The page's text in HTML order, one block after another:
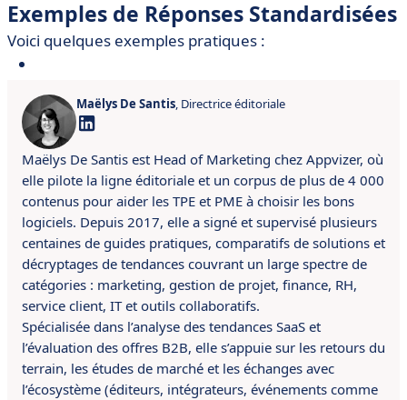
Exemples de Réponses Standardisées
Voici quelques exemples pratiques :
Maëlys De Santis, Directrice éditoriale
Maëlys De Santis est Head of Marketing chez Appvizer, où
elle pilote la ligne éditoriale et un corpus de plus de 4 000
contenus pour aider les TPE et PME à choisir les bons
logiciels. Depuis 2017, elle a signé et supervisé plusieurs
centaines de guides pratiques, comparatifs de solutions et
décryptages de tendances couvrant un large spectre de
catégories : marketing, gestion de projet, finance, RH,
service client, IT et outils collaboratifs.
Spécialisée dans l’analyse des tendances SaaS et
l’évaluation des offres B2B, elle s’appuie sur les retours du
terrain, les études de marché et les échanges avec
l’écosystème (éditeurs, intégrateurs, événements comme